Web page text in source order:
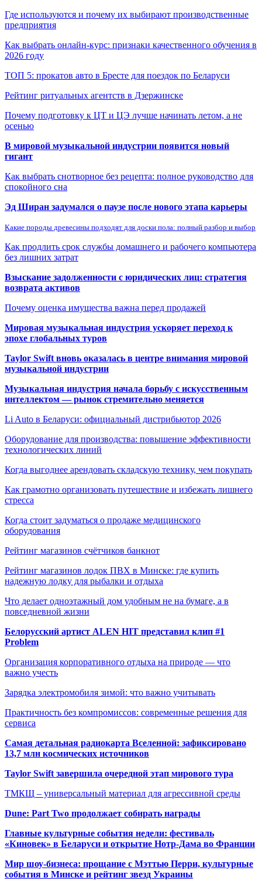
Где используются и почему их выбирают производственные
предприятия
Как выбрать онлайн-курс: признаки качественного обучения в
2026 году
ТОП 5: прокатов авто в Бресте для поездок по Беларуси
Рейтинг ритуальных агентств в Дзержинске
Почему подготовку к ЦТ и ЦЭ лучше начинать летом, а не
осенью
В мировой музыкальной индустрии появится новый
гигант
Как выбрать снотворное без рецепта: полное руководство для
спокойного сна
Эд Ширан задумался о паузе после нового этапа карьеры
Какие породы древесины подходят для доски пола: полный разбор и выбор
Как продлить срок службы домашнего и рабочего компьютера
без лишних затрат
Взыскание задолженности с юридических лиц: стратегия
возврата активов
Почему оценка имущества важна перед продажей
Мировая музыкальная индустрия ускоряет переход к
эпохе глобальных туров
Taylor Swift вновь оказалась в центре внимания мировой
музыкальной индустрии
Музыкальная индустрия начала борьбу с искусственным
интеллектом — рынок стремительно меняется
Li Auto в Беларуси: официальный дистрибьютор 2026
Оборудование для производства: повышение эффективности
технологических линий
Когда выгоднее арендовать складскую технику, чем покупать
Как грамотно организовать путешествие и избежать лишнего
стресса
Когда стоит задуматься о продаже медицинского
оборудования
Рейтинг магазинов счётчиков банкнот
Рейтинг магазинов лодок ПВХ в Минске: где купить
надежную лодку для рыбалки и отдыха
Что делает одноэтажный дом удобным не на бумаге, а в
повседневной жизни
Белорусский артист ALEN HIT представил клип #1
Problem
Организация корпоративного отдыха на природе — что
важно учесть
Зарядка электромобиля зимой: что важно учитывать
Практичность без компромиссов: современные решения для
сервиса
Самая детальная радиокарта Вселенной: зафиксировано
13,7 млн космических источников
Taylor Swift завершила очередной этап мирового тура
ТМКЩ – универсальный материал для агрессивной среды
Dune: Part Two продолжает собирать награды
Главные культурные события недели: фестиваль
«Киновек» в Беларуси и открытие Нотр-Дама во Франции
Мир шоу-бизнеса: прощание с Мэттью Перри, культурные
события в Минске и рейтинг звезд Украины